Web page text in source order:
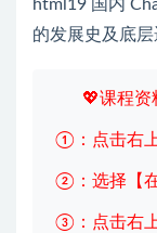
html19 国内
的发展史及底层
💖课程资
①：点击右
②：选择【在
③：点击